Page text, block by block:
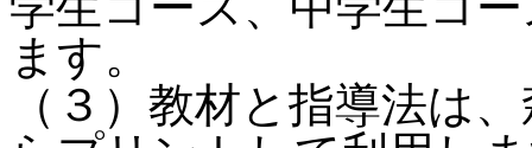
ます。
（３）教材と指導法は